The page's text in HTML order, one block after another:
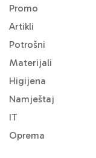
Promo
Artikli
Potrošni
Materijali
Higijena
Namještaj
IT
Oprema